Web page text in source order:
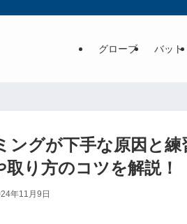
グローブ バット
ングが下手な原因と
り方のコツを解説！
年11月9日